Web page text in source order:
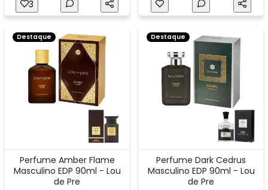
3
Destaque
Perfume Amber Flame
Masculino EDP 90ml - Lou
de Pre
Destaque
Perfume Dark Cedrus
Masculino EDP 90ml - Lou
de Pre